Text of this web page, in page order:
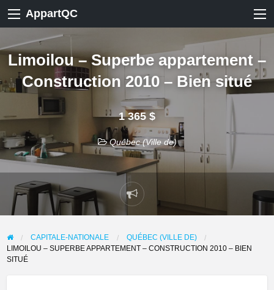
AppartQC
Limoilou – Superbe appartement –
Construction 2010 – Bien situé
1 365 $
Québec (Ville de)
Signaler
un
problème
CAPITALE-NATIONALE
QUÉBEC (VILLE DE)
LIMOILOU – SUPERBE APPARTEMENT – CONSTRUCTION 2010 – BIEN
SITUÉ